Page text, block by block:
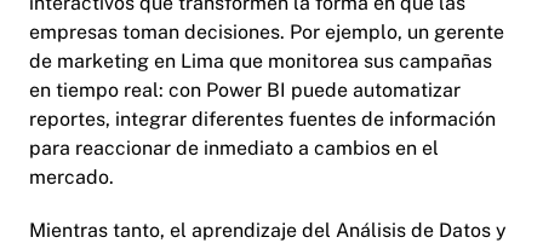
empresas toman decisiones. Por ejemplo, un gerente
de marketing en Lima que monitorea sus campañas
en tiempo real: con Power BI puede automatizar
reportes, integrar diferentes fuentes de información
para reaccionar de inmediato a cambios en el
mercado.
Mientras tanto, el aprendizaje del Análisis de Datos y